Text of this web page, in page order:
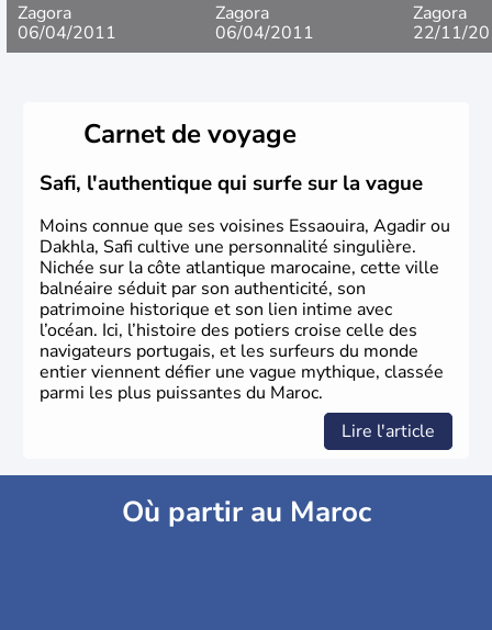
Zagora
06/04/2011
Zagora
06/04/2011
Zagora
22/11/
Carnet de voyage
Safi, l'authentique qui surfe sur la vague
Moins connue que ses voisines Essaouira, Agadir ou
Dakhla, Safi cultive une personnalité singulière.
Nichée sur la côte atlantique marocaine, cette ville
balnéaire séduit par son authenticité, son
patrimoine historique et son lien intime avec
l’océan. Ici, l’histoire des potiers croise celle des
navigateurs portugais, et les surfeurs du monde
entier viennent défier une vague mythique, classée
parmi les plus puissantes du Maroc.
Lire l'article
Où partir au Maroc